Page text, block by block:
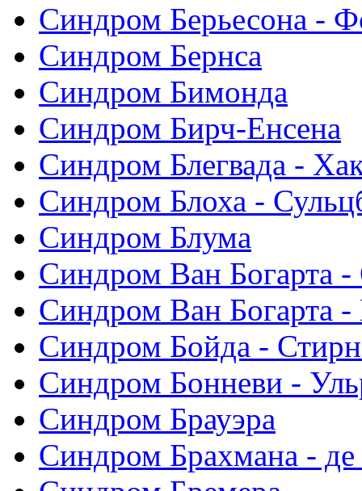
Синдром Берьесона -
Синдром Бернса
Синдром Бимонда
Синдром Бирч-Енсена
Синдром Блегвада -
Синдром Блоха -
Синдром Блума
Синдром Ван Богарта -
Синдром Ван Богарта
Синдром Бойда -
Синдром Бонневи -
Синдром Брауэра
Синдром Брахмана - де